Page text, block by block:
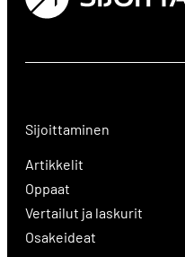
Sijoittaminen
Artikkelit
Oppaat
Vertailut ja laskurit
Osakeideat